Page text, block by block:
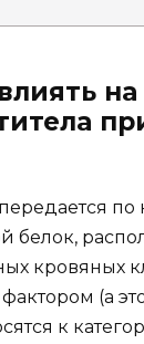
на
по
белок,
кровяных
(а
к